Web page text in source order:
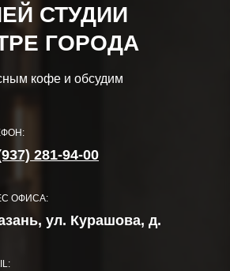
ОФИСА:
ул. Курашова, д.
281-94-00
кофе и обсудим
СТУДИИ
ГОРОДА